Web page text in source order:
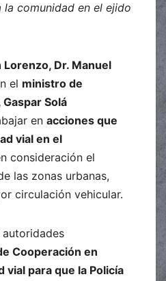
comunidad en el ejido
Dr. Manuel
el ministro de
Solá
en acciones que
vial en el
consideración el
las zonas urbanas,
circulación vehicular.
Cooperación en
vial para que la Policía